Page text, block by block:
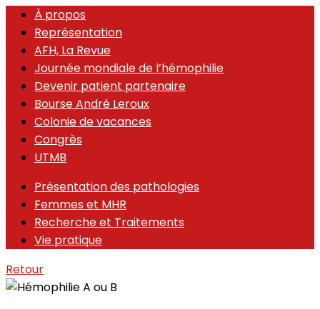
À propos
Représentation
AFH, La Revue
Journée mondiale de l’hémophilie
Devenir patient partenaire
Bourse André Leroux
Colonie de vacances
Congrès
UTMB
Présentation des pathologies
Femmes et MHR
Recherche et Traitements
Vie pratique
Retour